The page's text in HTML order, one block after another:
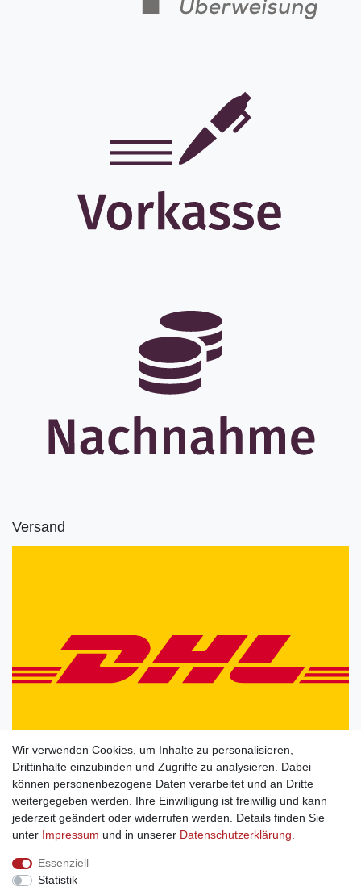
Versand
Wir verwenden Cookies, um Inhalte zu personalisieren,
Drittinhalte einzubinden und Zugriffe zu analysieren. Dabei
können personenbezogene Daten verarbeitet und an Dritte
weitergegeben werden. Ihre Einwilligung ist freiwillig und kann
jederzeit geändert oder widerrufen werden. Details finden Sie
unter Impressum und in unserer Daten­schutz­erklärung
Essenziell
Statistik